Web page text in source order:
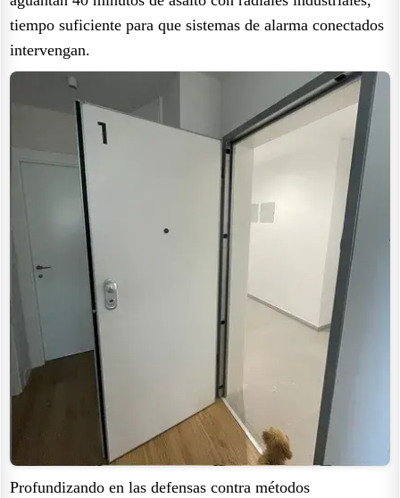
tiempo suficiente para que sistemas de alarma conectados
intervengan.
Profundizando en las defensas contra métodos